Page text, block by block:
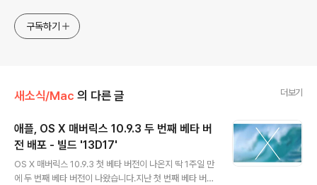
구독하기
새소식/Mac 의 다른 글 더보기
애플, OS X 매버릭스 10.9.3 두 번째 베타 버
전 배포 - 빌드 '13D17'
OS X 매버릭스 10.9.3 첫 베타 버전이 나온지 딱 1주일 만
에 두 번째 베타 버전이 나왔습니다.지난 첫 번째 베타 버전